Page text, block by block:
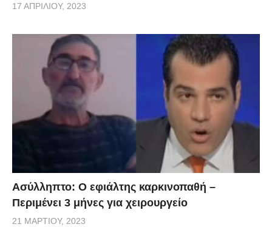
17 ΑΠΡΙΛΊΟΥ, 2023
Ασύλληπτο: Ο εφιάλτης καρκινοπαθή –
Περιμένει 3 μήνες για χειρουργείο
21 ΜΑΡΤΊΟΥ, 2023